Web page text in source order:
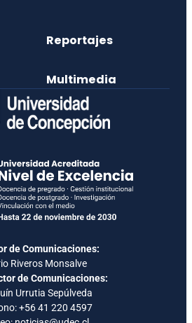
Reportajes
Multimedia
de Comunicaciones:
Riveros Monsalve
de Comunicaciones:
Urrutia Sepúlveda
+56 41 220 4597